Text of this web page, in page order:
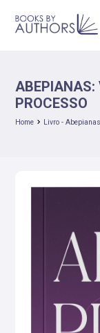
ABEPIANAS:
PROCESSO
Home Livro -